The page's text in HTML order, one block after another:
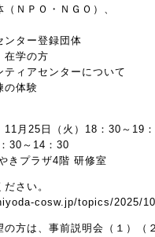
ＮＰＯ・ＮＧＯ）、
ター登録団体
学の方
ィアセンターについて
の体験
11月25日（火）18：30～19
30～14：30
きプラザ4階 研修室
さい。
cosw.jp/topics/2025/
方は、事前説明会（１）（